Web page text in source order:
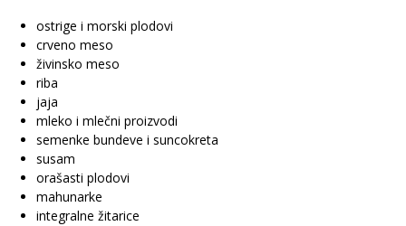
ostrige i morski plodovi
crveno meso
živinsko meso
riba
jaja
mleko i mlečni proizvodi
semenke bundeve i suncokreta
susam
orašasti plodovi
mahunarke
integralne žitarice